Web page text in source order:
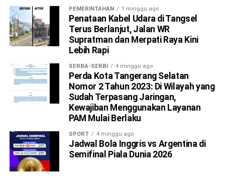
PEMERINTAHAN 1 minggu ago
Penataan Kabel Udara di Tangsel
Terus Berlanjut, Jalan WR
Supratman dan Merpati Raya Kini
Lebih Rapi
SERBA-SERBI 4 minggu ago
Perda Kota Tangerang Selatan
Nomor 2 Tahun 2023: Di Wilayah yang
Sudah Terpasang Jaringan,
Kewajiban Menggunakan Layanan
PAM Mulai Berlaku
SPORT 4 minggu ago
Jadwal Bola Inggris vs Argentina di
Semifinal Piala Dunia 2026